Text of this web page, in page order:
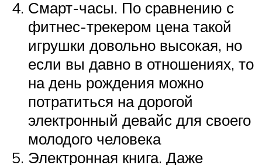
Смарт-часы. По сравнению с
фитнес-трекером цена такой
игрушки довольно высокая, но
если вы давно в отношениях, то
на день рождения можно
потратиться на дорогой
электронный девайс для своего
молодого человека
Электронная книга. Даже